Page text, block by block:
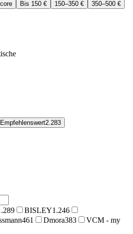
Bis 150 € 150–350 €
350–500 €
2.283
BISLEY1.246
461 Dmora383
VCM - my